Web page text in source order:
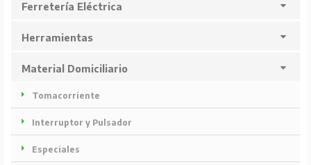
Ferretería Eléctrica
Herramientas
Material Domiciliario
Tomacorriente
Interruptor y Pulsador
Especiales